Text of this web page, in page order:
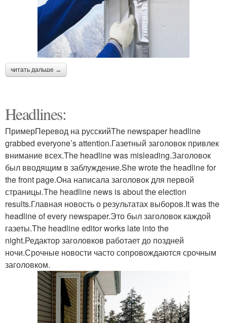
читать дальше →
Headlines:
ПримерПеревод на русскийThe newspaper headline
grabbed everyone’s attention.Газетный заголовок привлек
внимание всех.The headline was misleading.Заголовок
был вводящим в заблуждение.She wrote the headline for
the front page.Она написала заголовок для первой
страницы.The headline news is about the election
results.Главная новость о результатах выборов.It was the
headline of every newspaper.Это был заголовок каждой
газеты.The headline editor works late into the
night.Редактор заголовков работает до поздней
ночи.Срочные новости часто сопровождаются срочным
заголовком.